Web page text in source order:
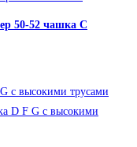
50-52 чашка С